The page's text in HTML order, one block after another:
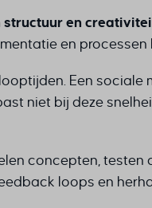
structuur en
en
Een
niet bij deze
concepten, testen
loops en